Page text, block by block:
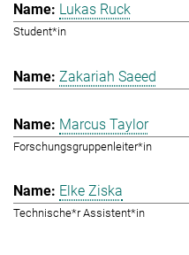
Lukas Ruck
Student*in
Zakariah Saeed
Marcus Taylor
Forschungsgruppenleiter*in
Elke Ziska
Technische*r Assistent*in